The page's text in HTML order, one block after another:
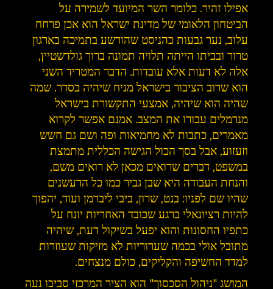
אפילו זהיר. כלומר השר המיועד לשמירה על
הביטחון הלאומי של מדינת ישראל הוא אכן פרחח
עלוב, נער גבעות כהניסט שהורשע בתמיכה בארגון
טרור ובביתו הייתה תלויה תמונה ברוך גולדשטיין,
אלה לא דעות אלא עובדות. הדבר המטריד השני
הוא שרוב הציבור בישראל מניח שיהיה בסדר. שמה
שהיה הוא שיהיה, אמצעי התקשורת בישראל
מנרמלים עבורו את המצב. אמנם אפשר לקרוא
מאמרים, כתבות לא מחמיאות ופה ושם גם חשש
וזעזוע, אבל בסך הכול הגישה הכללית מתמצת
במשפט, דברים שרואים מכאן לא רואים משם,
והנחת העבודה היא שבן גביר כמו כל הרעשנים
שהיו שם לפניו: בנט, שרון, ביבי ליברמן ועוד, יהפוך
להיות רציונאלי ברגע שכובד האחריות יונח על
כתפיו החסונות והוא יפעל בשיקול דעת, שיהיה
מתובל אולי בכמה שערוריות לא מזיקות שעוזרות
למדד החשיפה והקליקים, כולם מנצחים.
המושג "ניהול הסכסוך" הוא הציר המרכזי סביבו נעה